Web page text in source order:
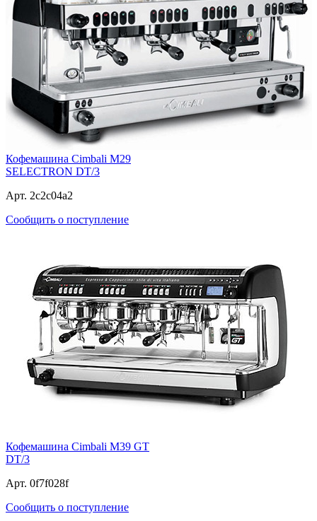
Кофемашина Cimbali M29
SELECTRON DT/3
Арт. 2c2c04a2
Сообщить о поступление
Кофемашина Cimbali M39 GT
DT/3
Арт. 0f7f028f
Сообщить о поступление